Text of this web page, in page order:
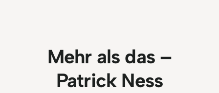
Mehr als das –
Patrick Ness